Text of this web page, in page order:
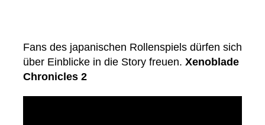
Fans des japanischen Rollenspiels dürfen sich
über Einblicke in die Story freuen. Xenoblade
Chronicles 2